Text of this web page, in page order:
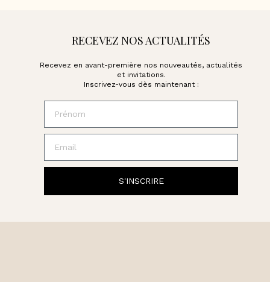
RECEVEZ NOS ACTUALITÉS
Recevez en avant-première nos nouveautés, actualités
et invitations.
Inscrivez-vous dès maintenant :
S'INSCRIRE